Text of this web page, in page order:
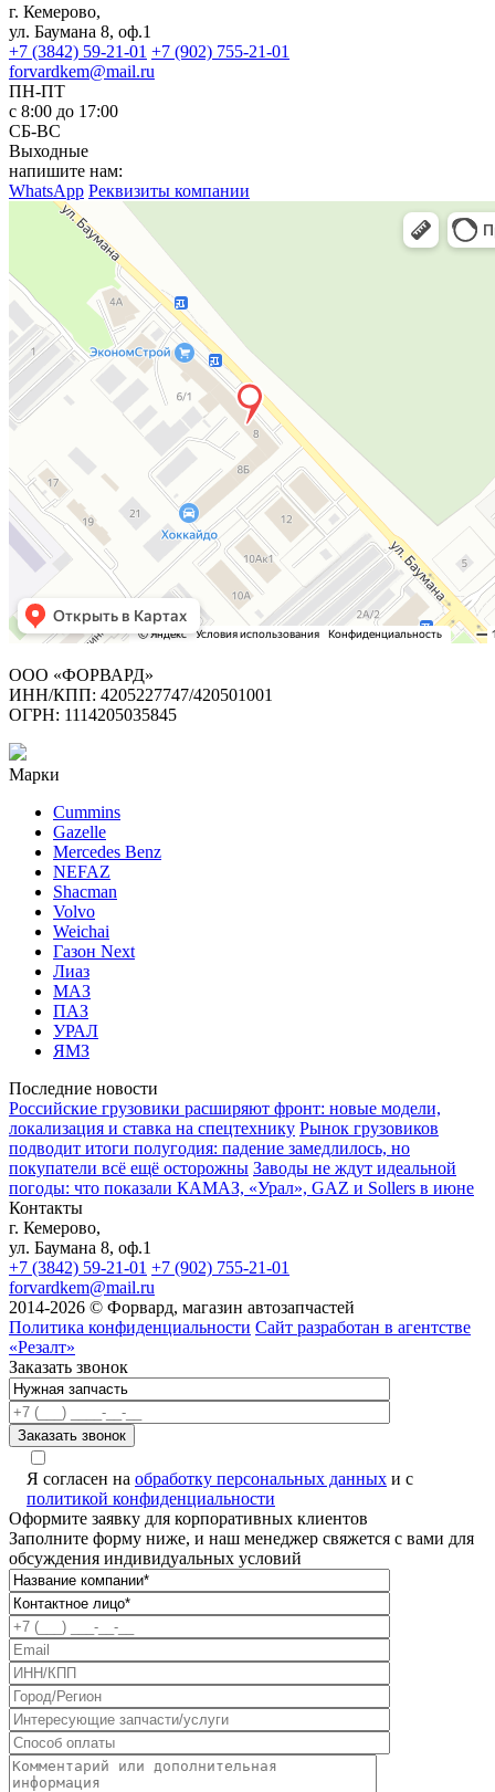
г. Кемерово,
ул. Баумана 8, оф.1
+7 (3842) 59-21-01 +7 (902) 755-21-01
forvardkem@mail.ru
ПН-ПТ
с 8:00 до 17:00
СБ-ВС
Выходные
напишите нам:
WhatsApp Реквизиты компании
ООО «ФОРВАРД»
ИНН/КПП: 4205227747/420501001
ОГРН: 1114205035845
Марки
Cummins
Gazelle
Mercedes Benz
NEFAZ
Shacman
Volvo
Weichai
Газон Next
Лиаз
МАЗ
ПАЗ
УРАЛ
ЯМЗ
Последние новости
Российские грузовики расширяют фронт: новые модели,
локализация и ставка на спецтехнику Рынок грузовиков
подводит итоги полугодия: падение замедлилось, но
покупатели всё ещё осторожны Заводы не ждут идеальной
погоды: что показали КАМАЗ, «Урал», GAZ и Sollers в июне
Контакты
г. Кемерово,
ул. Баумана 8, оф.1
+7 (3842) 59-21-01 +7 (902) 755-21-01
forvardkem@mail.ru
2014-2026 © Форвард, магазин автозапчастей
Политика конфиденциальности Сайт разработан в агентстве
«Резалт»
Заказать звонок
Я согласен на обработку персональных данных и с
политикой конфиденциальности
Оформите заявку для корпоративных клиентов
Заполните форму ниже, и наш менеджер свяжется с вами для
обсуждения индивидуальных условий